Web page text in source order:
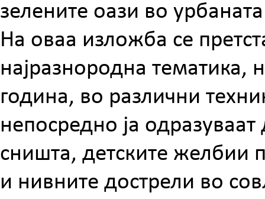
зелените оази во
На оваа изложба се
најразнородна тематика,
година, во различни
непосредно ја одразуваат
сништа, детските желбии
и нивните дострели во